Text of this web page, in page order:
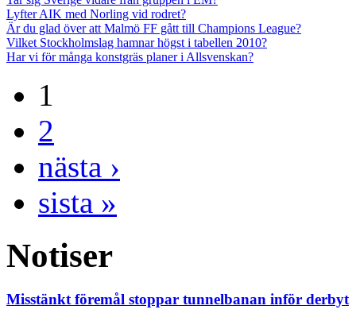
Lyfter AIK med Norling vid rodret?
Är du glad över att Malmö FF gått till Champions League?
Vilket Stockholmslag hamnar högst i tabellen 2010?
Har vi för många konstgräs planer i Allsvenskan?
1
2
nästa ›
sista »
Notiser
Misstänkt föremål stoppar tunnelbanan inför derbyt